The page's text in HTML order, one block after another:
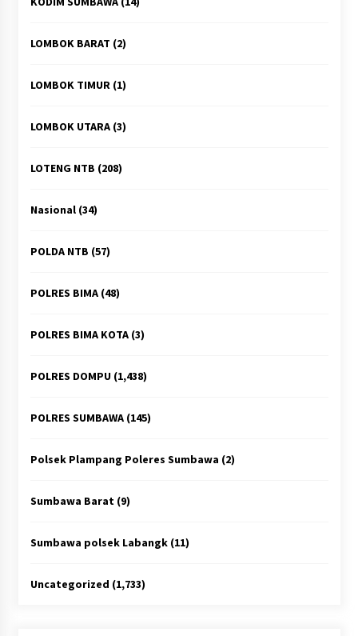
LOMBOK BARAT (2)
LOMBOK TIMUR(1)
LOMBOK UTARA(3)
LOTENG NTB (208)
Nasional(34)
POLDA NTB (57)
POLRES BIMA(48)
POLRES BIMA KOTA(3)
POLRES DOMPU(1,438)
POLRES SUMBAWA(145)
Polsek Plampang Poleres Sumbawa (2)
Sumbawa Barat(9)
Sumbawa polsek Labangk(11)
Uncategorized (1,733)